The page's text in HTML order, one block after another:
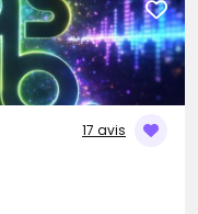
17 avis